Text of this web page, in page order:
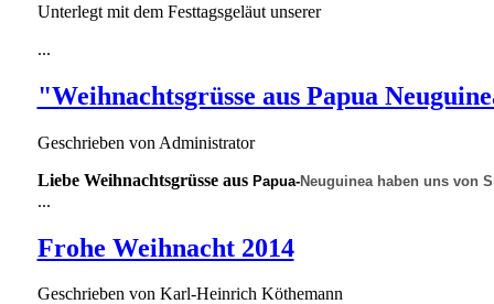
Unterlegt mit dem Festtagsgeläut unserer
...
"Weihnachtsgrüsse aus Papua
Geschrieben von Administrator
Liebe Weihnachtsgrüsse aus Papua-Neuguinea haben uns von
...
Frohe Weihnacht 2014
Geschrieben von Karl-Heinrich Köthemann